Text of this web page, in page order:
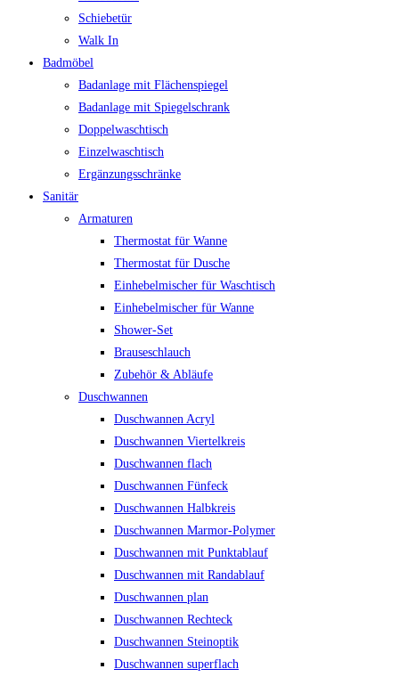
Schiebetür
Walk In
Badmöbel
Badanlage mit Flächenspiegel
Badanlage mit Spiegelschrank
Doppelwaschtisch
Einzelwaschtisch
Ergänzungsschränke
Sanitär
Armaturen
Thermostat für Wanne
Thermostat für Dusche
Einhebelmischer für Waschtisch
Einhebelmischer für Wanne
Shower-Set
Brauseschlauch
Zubehör & Abläufe
Duschwannen
Duschwannen Acryl
Duschwannen Viertelkreis
Duschwannen flach
Duschwannen Fünfeck
Duschwannen Halbkreis
Duschwannen Marmor-Polymer
Duschwannen mit Punktablauf
Duschwannen mit Randablauf
Duschwannen plan
Duschwannen Rechteck
Duschwannen Steinoptik
Duschwannen superflach